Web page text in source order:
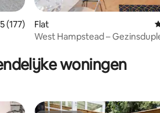
beoordeling van 4,95 op 5, 177
(177)
Flat
West Hampstead –
woningen